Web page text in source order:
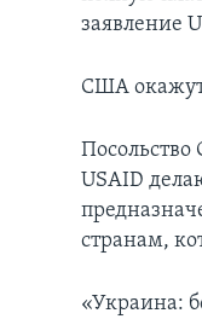
заявление
США окажут
USAID
странам,
«Украина: